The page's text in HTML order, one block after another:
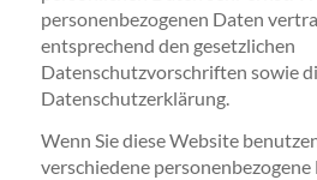
personenbezogenen Daten
entsprechend den gesetzlichen
Datenschutzvorschriften sowie
Datenschutzerklärung.
Wenn Sie diese Website
verschiedene